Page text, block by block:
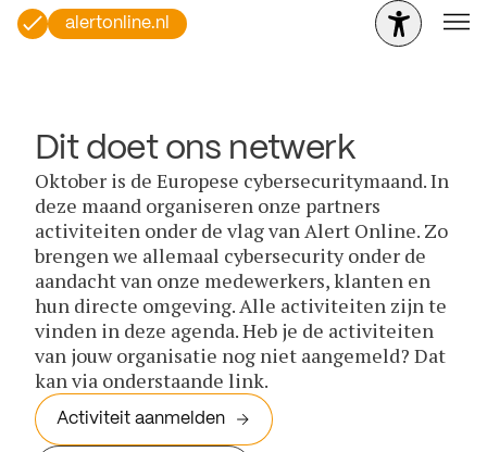
alertonline.nl
Dit doet ons netwerk
Oktober is de Europese cybersecuritymaand. In
deze maand organiseren onze partners
activiteiten onder de vlag van Alert Online. Zo
brengen we allemaal cybersecurity onder de
aandacht van onze medewerkers, klanten en
hun directe omgeving. Alle activiteiten zijn te
vinden in deze agenda. Heb je de activiteiten
van jouw organisatie nog niet aangemeld? Dat
kan via onderstaande link.
Activiteit aanmelden